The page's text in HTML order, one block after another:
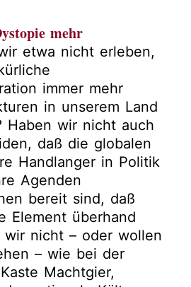
mehr
etwa nicht erleben,
immer mehr
in unserem Land
Haben wir nicht auch
daß die globalen
Handlanger in Politik
Agenden
bereit sind, daß
Element überhand
wir nicht – oder wollen
– wie bei der
Machtgier,